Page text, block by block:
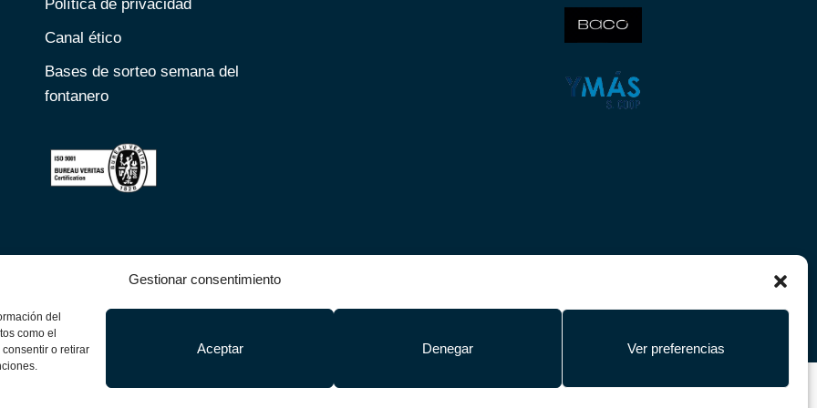
Gestionar consentimiento
del
como el
o retirar
Aceptar Denegar Ver preferencias
Política de privacidad
Canal ético
Bases de sorteo semana del
fontanero
|